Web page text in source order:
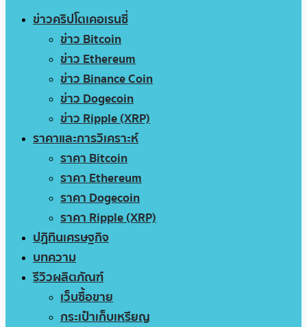
ข่าวคริปโตเคอเรนซี่
ข่าว Bitcoin
ข่าว Ethereum
ข่าว Binance Coin
ข่าว Dogecoin
ข่าว Ripple (XRP)
ราคาและการวิเคราะห์
ราคา Bitcoin
ราคา Ethereum
ราคา Dogecoin
ราคา Ripple (XRP)
ปฏิทินเศรษฐกิจ
บทความ
รีวิวผลิตภัณฑ์
เว็บซื้อขาย
กระเป๋าเก็บเหรียญ